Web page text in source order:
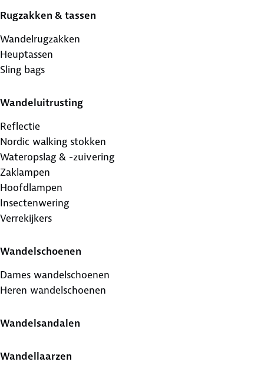
Rugzakken & tassen
Wandelrugzakken
Heuptassen
Sling bags
Wandeluitrusting
Reflectie
Nordic walking stokken
Wateropslag & -zuivering
Zaklampen
Hoofdlampen
Insectenwering
Verrekijkers
Wandelschoenen
Dames wandelschoenen
Heren wandelschoenen
Wandelsandalen
Wandellaarzen